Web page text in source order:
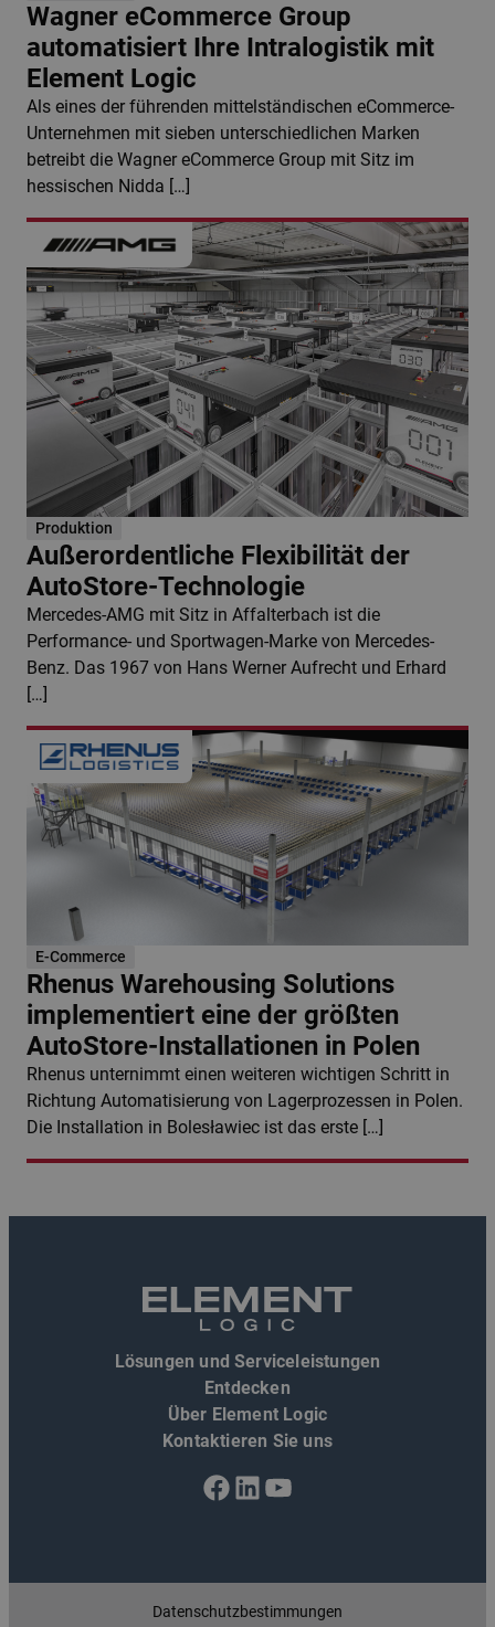
Wagner eCommerce Group
automatisiert Ihre Intralogistik mit
Element Logic
Als eines der führenden mittelständischen eCommerce-
Unternehmen mit sieben unterschiedlichen Marken
betreibt die Wagner eCommerce Group mit Sitz im
hessischen Nidda […]
Produktion
Außerordentliche Flexibilität der
AutoStore-Technologie
Mercedes-AMG mit Sitz in Affalterbach ist die
Performance- und Sportwagen-Marke von Mercedes-
Benz. Das 1967 von Hans Werner Aufrecht und Erhard
[…]
E-Commerce
Rhenus Warehousing Solutions
implementiert eine der größten
AutoStore-Installationen in Polen
Rhenus unternimmt einen weiteren wichtigen Schritt in
Richtung Automatisierung von Lagerprozessen in Polen.
Die Installation in Bolesławiec ist das erste […]
Lösungen und Serviceleistungen
Entdecken
Über Element Logic
Kontaktieren Sie uns
Facebook
LinkedIn
YouTube
Datenschutzbestimmungen